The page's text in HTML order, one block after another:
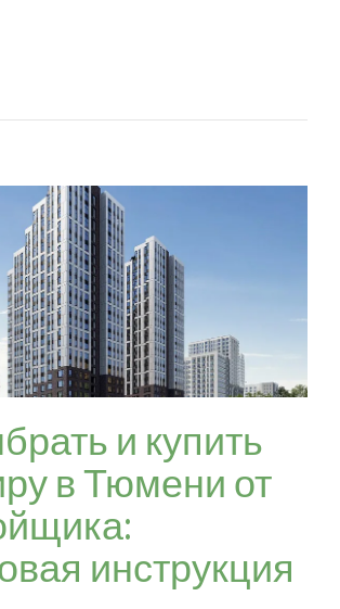
и купить
в Тюмени от
инструкция